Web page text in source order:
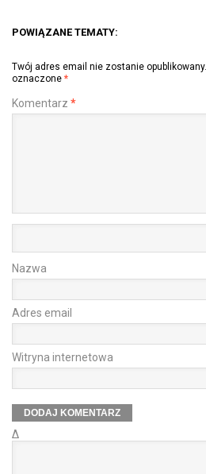
POWIĄZANE TEMATY:
Twój adres email nie zostanie opublikowany.
oznaczone *
Komentarz *
Nazwa
Adres email
Witryna internetowa
Δ